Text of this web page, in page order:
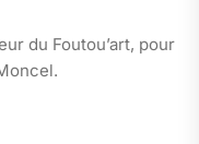
du Foutou’art, pour